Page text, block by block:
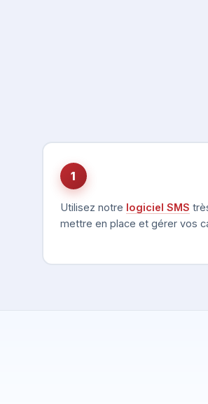
1
Utilisez notre logiciel SMS
mettre en place et gérer vos